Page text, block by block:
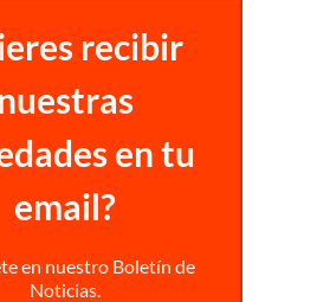
recibir
nuestras
en tu
email?
en nuestro Boletín de
Noticias.